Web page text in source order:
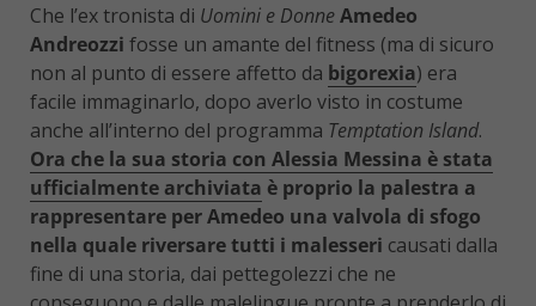
Che l’ex tronista di Uomini e DonneAmedeo
Andreozzi fosse un amante del fitness (ma di sicuro
non al punto di essere affetto da bigorexia) era
facile immaginarlo, dopo averlo visto in costume
anche all’interno del programma Temptation Island.
Ora che la sua storia con Alessia Messina è stata
ufficialmente archiviata è proprio la palestra a
rappresentare per Amedeo una valvola di sfogo
nella quale riversare tutti i malesseri causati dalla
fine di una storia, dai pettegolezzi che ne